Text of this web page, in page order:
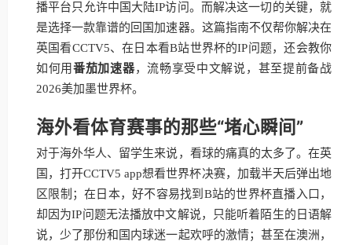
播平台只允许中国大陆IP访问。而解决这一切的关键，就
是选择一款靠谱的回国加速器。这篇指南不仅帮你解决在
英国看CCTV5、在日本看B站世界杯的IP问题，还会教你
如何用番茄加速器，流畅享受中文解说，甚至提前备战
2026美加墨世界杯。
海外看体育赛事的那些“堵心瞬间”
对于海外华人、留学生来说，看球的痛真的太多了。在英
国，打开CCTV5 app想看世界杯决赛，加载半天后弹出地
区限制；在日本，好不容易找到B站的世界杯直播入口，
却因为IP问题无法播放中文解说，只能听着陌生的日语解
说，少了那份和国内球迷一起欢呼的激情；甚至在澳洲，